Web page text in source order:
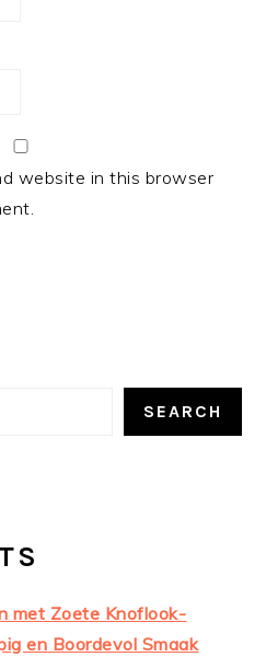
website in this browser
SEARCH
met Zoete Knoflook-
en Boordevol Smaak